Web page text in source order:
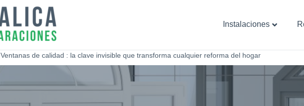
Instalaciones
Ventanas de calidad : la clave invisible que transforma cualquier reforma del hogar